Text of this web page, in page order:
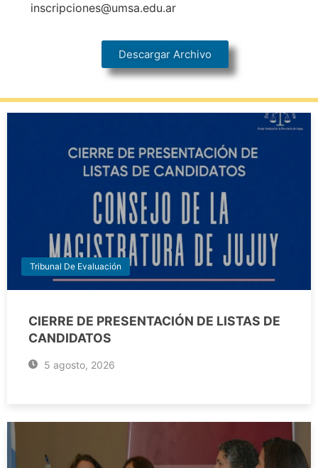
inscripciones@umsa.edu.ar
Descargar Archivo
Tribunal De Evaluación
CIERRE DE PRESENTACIÓN DE LISTAS DE
CANDIDATOS
5 agosto, 2026